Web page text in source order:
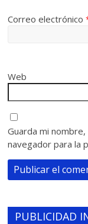
Correo electrónico
Web
Guarda mi
navegador para la
PUBLICIDAD